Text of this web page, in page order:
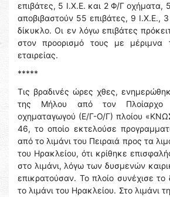
επιβάτες, 5 Ι.Χ.Ε. και 2 Φ/Γ οχήματα,
αποβιβαστούν 55 επιβάτες, 9 Ι.Χ.Ε.,
δίκυκλο. Οι εν λόγω επιβάτες
στον προορισμό τους με μέριμνα
εταιρείας.
*****
Τις βραδινές ώρες χθες,
της Μήλου από τον Πλοίαρχο
οχηματαγωγού (Ε/Γ-Ο/Γ) πλοίου
46, το οποίο εκτελούσε
από το λιμάνι του Πειραιά προς τα
του Ηρακλείου, ότι κρίθηκε
στο λιμάνι, λόγω των δυσμενών
επικρατούσαν. Το πλοίο συνέχισε το
το λιμάνι του Ηρακλείου. Στο λιμάνι